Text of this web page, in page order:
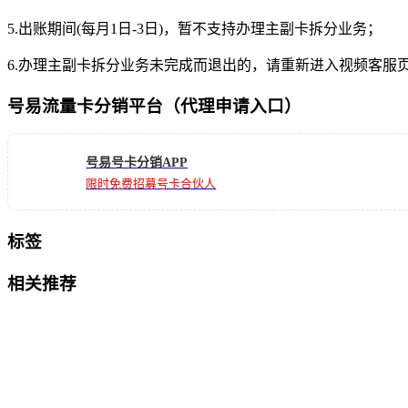
5.出账期间(每月1日-3日)，暂不支持办理主副卡拆分业务；
6.办理主副卡拆分业务未完成而退出的，请重新进入视频客服
号易流量卡分销平台（代理申请入口）
号易号卡分销APP
限时免费招募号卡合伙人
标签
相关推荐